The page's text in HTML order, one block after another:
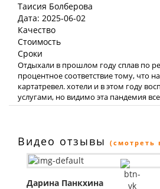
Таисия Болберова
Дата: 2025-06-02
Качество
Стоимость
Сроки
Отдыхали в прошлом году сплав по
процентное соответствие тому, что
картатревел. хотели и в этом году
услугами, но видимо эта пандемия
Видео отзывы (смотреть
Дарина Панкхина